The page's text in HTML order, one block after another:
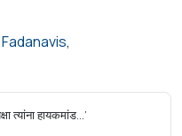
त्यांना हायकमांड…’